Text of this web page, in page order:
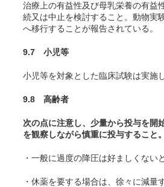
治療上の有益性及び母乳栄養の有益
続又は中止を検討すること。動物実
へ移行することが報告されている。
9.7 小児等
小児等を対象とした臨床試験は実施
9.8 高齢者
次の点に注意し、少量から投与を開
を観察しながら慎重に投与すること。
・一般に過度の降圧は好ましくない
・休薬を要する場合は、徐々に減量